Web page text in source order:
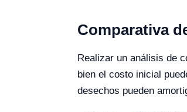
Comparativa
Realizar un análisis de
bien el costo inicial
desechos pueden